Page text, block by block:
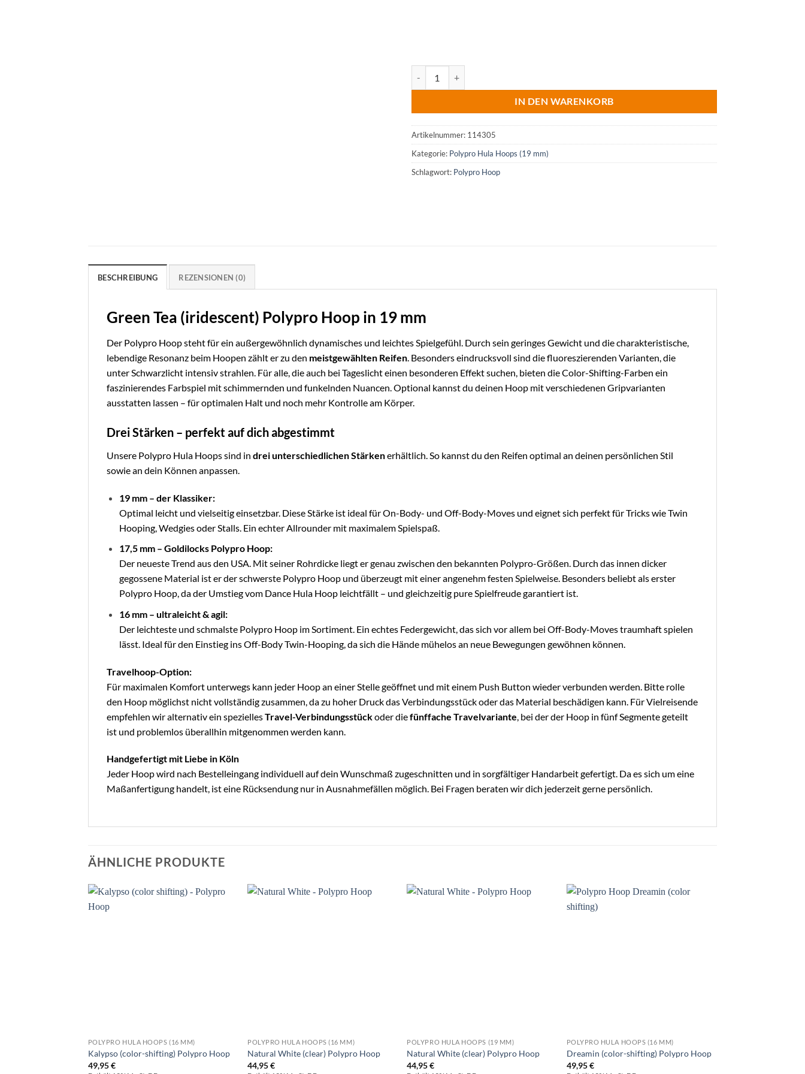
IN DEN WARENKORB
Artikelnummer: 114305
Kategorie: Polypro Hula Hoops (19 mm)
Schlagwort: Polypro Hoop
BESCHREIBUNG REZENSIONEN (0)
Green Tea (iridescent) Polypro Hoop in 19 mm
Der Polypro Hoop steht für ein außergewöhnlich dynamisches und leichtes Spielgefühl. Durch sein geringes Gewicht und die charakteristische,
lebendige Resonanz beim Hoopen zählt er zu den meistgewählten Reifen. Besonders eindrucksvoll sind die fluoreszierenden Varianten, die
unter Schwarzlicht intensiv strahlen. Für alle, die auch bei Tageslicht einen besonderen Effekt suchen, bieten die Color-Shifting-Farben ein
faszinierendes Farbspiel mit schimmernden und funkelnden Nuancen. Optional kannst du deinen Hoop mit verschiedenen Gripvarianten
ausstatten lassen – für optimalen Halt und noch mehr Kontrolle am Körper.
Drei Stärken – perfekt auf dich abgestimmt
Unsere Polypro Hula Hoops sind in drei unterschiedlichen Stärkenerhältlich. So kannst du den Reifen optimal an deinen persönlichen Stil
sowie an dein Können anpassen.
19 mm – der Klassiker:
Optimal leicht und vielseitig einsetzbar. Diese Stärke ist ideal für On-Body- und Off-Body-Moves und eignet sich perfekt für Tricks wie Twin
Hooping, Wedgies oder Stalls. Ein echter Allrounder mit maximalem Spielspaß.
17,5 mm – Goldilocks Polypro Hoop:
Der neueste Trend aus den USA. Mit seiner Rohrdicke liegt er genau zwischen den bekannten Polypro-Größen. Durch das innen dicker
gegossene Material ist er der schwerste Polypro Hoop und überzeugt mit einer angenehm festen Spielweise. Besonders beliebt als erster
Polypro Hoop, da der Umstieg vom Dance Hula Hoop leichtfällt – und gleichzeitig pure Spielfreude garantiert ist.
16 mm – ultraleicht & agil:
Der leichteste und schmalste Polypro Hoop im Sortiment. Ein echtes Federgewicht, das sich vor allem bei Off-Body-Moves traumhaft spielen
lässt. Ideal für den Einstieg ins Off-Body Twin-Hooping, da sich die Hände mühelos an neue Bewegungen gewöhnen können.
Travelhoop-Option:
Für maximalen Komfort unterwegs kann jeder Hoop an einer Stelle geöffnet und mit einem Push Button wieder verbunden werden. Bitte rolle
den Hoop möglichst nicht vollständig zusammen, da zu hoher Druck das Verbindungsstück oder das Material beschädigen kann. Für Vielreisende
empfehlen wir alternativ ein speziellesTravel-Verbindungsstückoder diefünffache Travelvariante , bei der der Hoop in fünf Segmente geteilt
ist und problemlos überallhin mitgenommen werden kann.
Handgefertigt mit Liebe in Köln
Jeder Hoop wird nach Bestelleingang individuell auf dein Wunschmaß zugeschnitten und in sorgfältiger Handarbeit gefertigt. Da es sich um eine
Maßanfertigung handelt, ist eine Rücksendung nur in Ausnahmefällen möglich. Bei Fragen beraten wir dich jederzeit gerne persönlich.
ÄHNLICHE PRODUKTE
POLYPRO HULA HOOPS (16 MM)
Kalypso (color-shifting) Polypro Hoop
49,95€
POLYPRO HULA HOOPS (16 MM)
Natural White (clear) Polypro Hoop
44,95€
POLYPRO HULA HOOPS (19 MM)
Natural White (clear) Polypro Hoop
44,95€
POLYPRO HULA HOOPS (16 MM)
Dreamin (color-shifting) Polypro Hoop
49,95€